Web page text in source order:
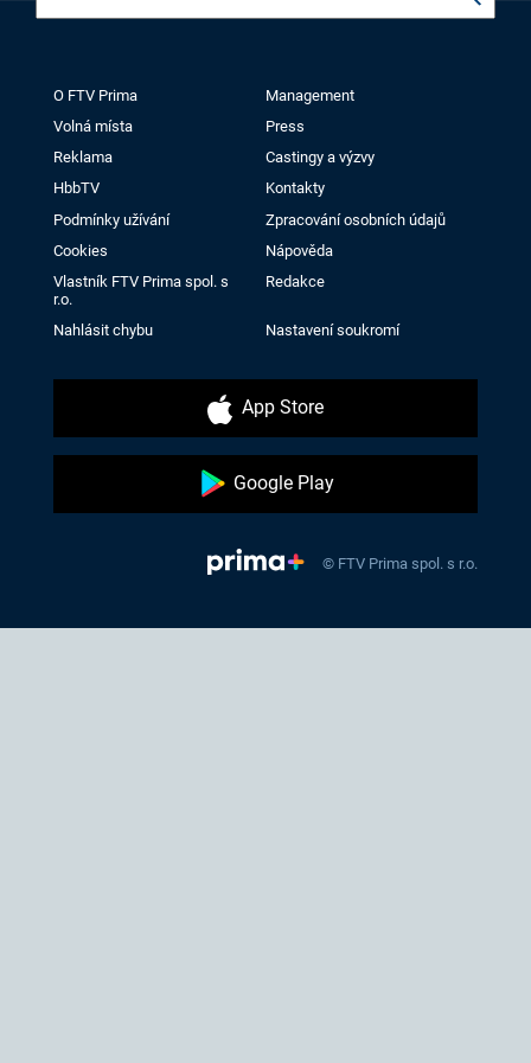
O FTV Prima
Management
Volná místa
Press
Reklama
Castingy a výzvy
HbbTV
Kontakty
Podmínky užívání
Zpracování osobních údajů
Cookies
Nápověda
Vlastník FTV Prima spol. s
r.o.
Redakce
Nahlásit chybu Nastavení soukromí
App Store
Google Play
© FTV Prima spol. s r.o.